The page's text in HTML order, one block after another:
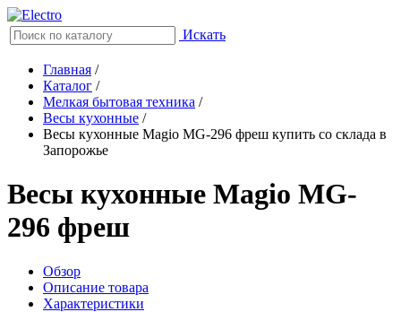
Искать
Главная /
Каталог /
Мелкая бытовая техника /
Весы кухонные /
Весы кухонные Magio MG-296 фреш купить со склада в
Запорожье
Весы кухонные Magio MG-
296 фреш
Обзор
Описание товара
Характеристики